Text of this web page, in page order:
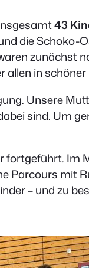
43
die Schoko-
zunächst
in
Unsere
sind. Um
fortgeführt. Im
Parcours mit
– und zu